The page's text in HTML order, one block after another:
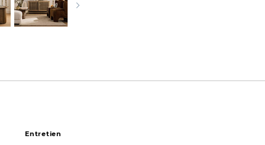
Entretien